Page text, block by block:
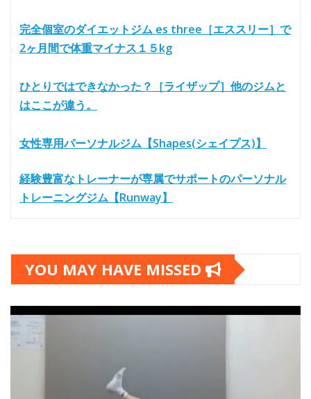
完全個室のダイエットジム es three［エススリー］で
2ヶ月間で体重マイナス１５kg
ひとりではできなかった？［ライザップ］他のジムと
はここが違う。
女性専用パーソナルジム【Shapes(シェイプス)】
経験豊富なトレーナーが専属でサポートのパーソナル
トレーニングジム【Runway】
YOU MAY HAVE MISSED